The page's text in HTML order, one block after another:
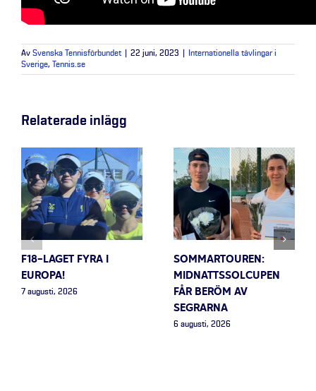
Av Svenska Tennisförbundet 22 juni, 2023
Internationella tävlingar i
Sverige, Tennis.se
Relaterade inlägg
F18-LAGET FYRA I
EUROPA!
7 augusti, 2026
SOMMARTOUREN:
MIDNATTSSOLCUPEN
FÅR BERÖM AV
SEGRARNA
6 augusti, 2026